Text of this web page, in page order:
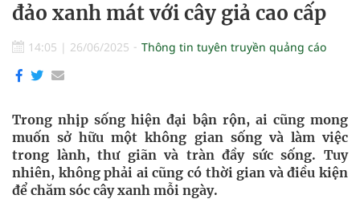
đảo xanh mát với cây giả cao cấp
14:05 | 26/06/2025 Thông tin tuyên truyền quảng cáo
Trong nhịp sống hiện đại bận rộn, ai cũng mong
muốn sở hữu một không gian sống và làm việc
trong lành, thư giãn và tràn đầy sức sống. Tuy
nhiên, không phải ai cũng có thời gian và điều kiện
để chăm sóc cây xanh mỗi ngày.